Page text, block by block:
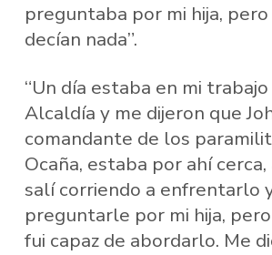
preguntaba por mi hija, pero
decían nada”.
“Un día estaba en mi
Alcaldía y me dijeron que
comandante de los
Ocaña, estaba por ahí
salí corriendo a enfrentarlo
preguntarle por mi hija,
fui capaz de abordarlo. Me